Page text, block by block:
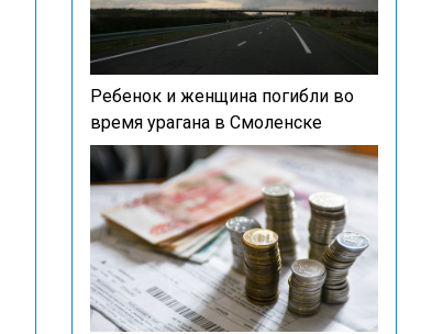
Ребенок и женщина погибли во
время урагана в Смоленске